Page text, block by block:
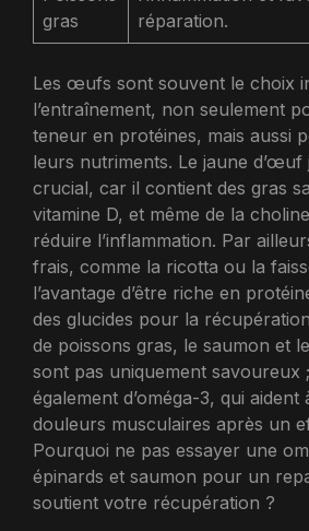
gras
réparation.
Les œufs sont souvent le choix
l’entraînement, non seulement
teneur en protéines, mais aussi
leurs nutriments. Le jaune
crucial, car il contient des gras
vitamine D, et même de la
réduire l’inflammation. Par
frais, comme la ricotta ou la
l’avantage d’être riche en
des glucides pour la
de poissons gras, le saumon et
sont pas uniquement savoureux
également d’oméga-3, qui aident
douleurs musculaires après un
Pourquoi ne pas essayer une
épinards et saumon pour un
soutient votre récupération ?